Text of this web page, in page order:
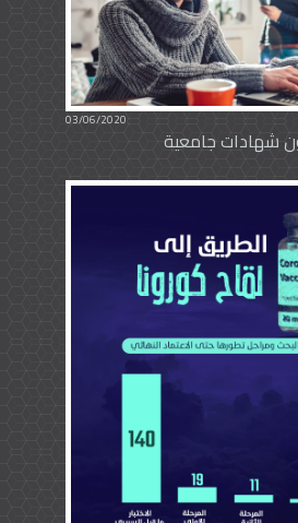
03/06/2020
شهادات جامعية